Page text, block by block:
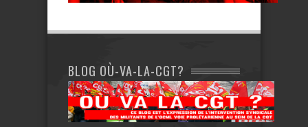
BLOG OÙ-VA-LA-CGT?